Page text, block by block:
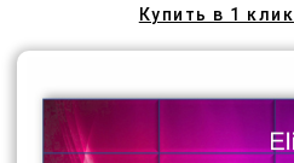
Купить в 1 клик